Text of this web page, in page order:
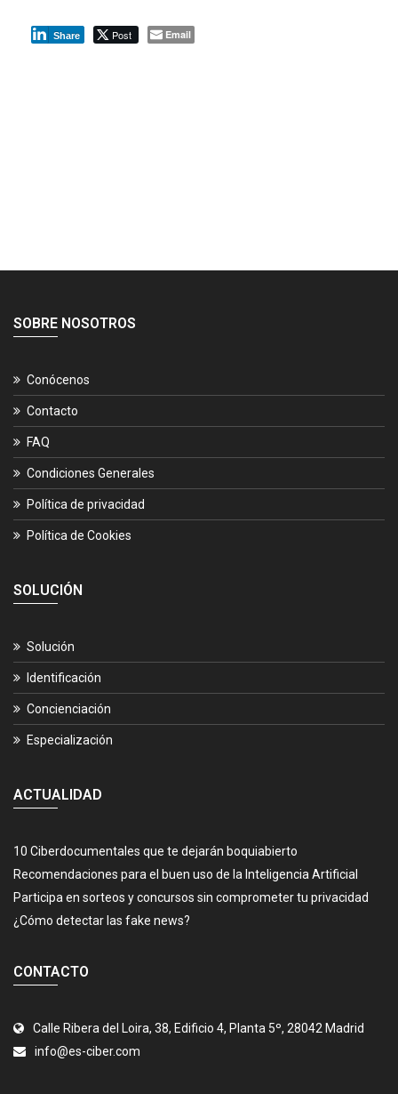
Share Post Email
SOBRE NOSOTROS
Conócenos
Contacto
FAQ
Condiciones Generales
Política de privacidad
Política de Cookies
SOLUCIÓN
Solución
Identificación
Concienciación
Especialización
ACTUALIDAD
10 Ciberdocumentales que te dejarán boquiabierto
Recomendaciones para el buen uso de la Inteligencia Artificial
Participa en sorteos y concursos sin comprometer tu privacidad
¿Cómo detectar las fake news?
CONTACTO
Calle Ribera del Loira, 38, Edificio 4, Planta 5º, 28042 Madrid
info@es-ciber.com